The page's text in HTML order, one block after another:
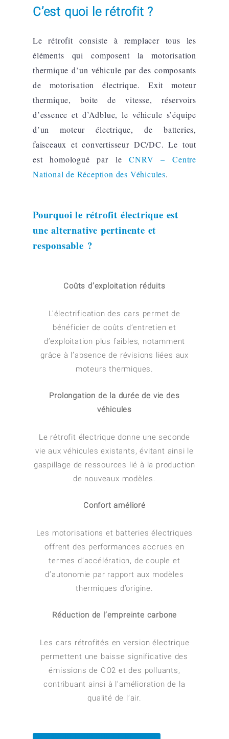
C’est quoi le rétrofit ?
Le rétrofit consiste à remplacer tous les
éléments qui composent la motorisation
thermique d’un véhicule par des composants
de motorisation électrique. Exit moteur
thermique, boite de vitesse, réservoirs
d’essence et d’Adblue, le véhicule s’équipe
d’un moteur électrique, de batteries,
faisceaux et convertisseur DC/DC. Le tout
est homologué par leCNRV – Centre
National de Réception des Véhicules.
Pourquoi le rétrofit électrique est
une alternative pertinente et
responsable ?
Coûts d’exploitation réduits
L’électrification des cars permet de
bénéficier de coûts d’entretien et
d’exploitation plus faibles, notamment
grâce à l’absence de révisions liées aux
moteurs thermiques.
Prolongation de la durée de vie des
véhicules
Le rétrofit électrique donne une seconde
vie aux véhicules existants, évitant ainsi le
gaspillage de ressources lié à la production
de nouveaux modèles.
Confort amélioré
Les motorisations et batteries électriques
offrent des performances accrues en
termes d’accélération, de couple et
d’autonomie par rapport aux modèles
thermiques d’origine.
Réduction de l’empreinte carbone
Les cars rétrofités en version électrique
permettent une baisse significative des
émissions de CO2 et des polluants,
contribuant ainsi à l’amélioration de la
qualité de l’air.